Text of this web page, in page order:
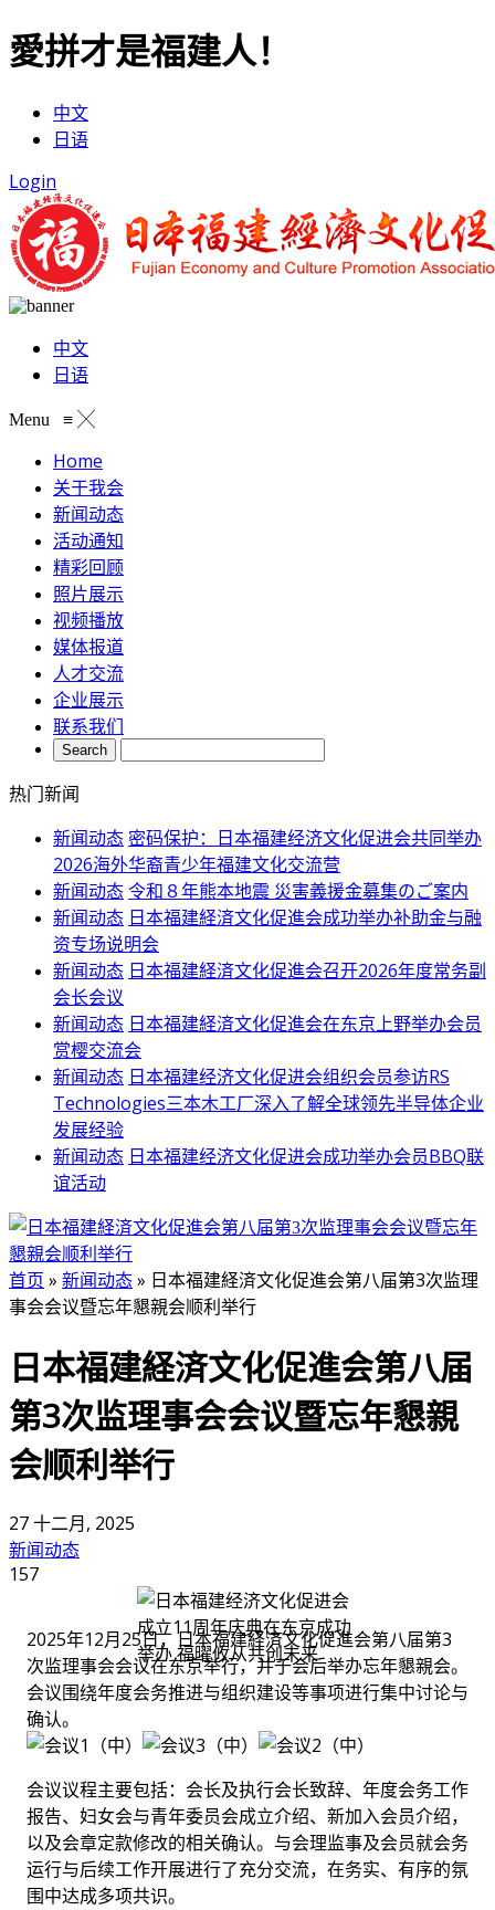
愛拼才是福建人！
中文
日语
Login
中文
日语
Menu ≡ ╳
Home
关于我会
新闻动态
活动通知
精彩回顾
照片展示
视频播放
媒体报道
人才交流
企业展示
联系我们
热门新闻
新闻动态 密码保护：日本福建经济文化促进会共同举办
2026海外华裔青少年福建文化交流营
新闻动态令和８年熊本地震 災害義援金募集のご案内
新闻动态 日本福建経済文化促進会成功举办补助金与融
资专场说明会
新闻动态 日本福建経済文化促進会召开2026年度常务副
会长会议
新闻动态 日本福建経済文化促進会在东京上野举办会员
赏樱交流会
新闻动态 日本福建经济文化促进会组织会员参访RS
Technologies三本木工厂深入了解全球领先半导体企业
发展经验
新闻动态 日本福建经济文化促进会成功举办会员BBQ联
谊活动
首页 » 新闻动态» 日本福建経済文化促進会第八届第3次监理
事会会议暨忘年懇親会顺利举行
日本福建経済文化促進会第八届
第3次监理事会会议暨忘年懇親
会顺利举行
27 十二月, 2025
新闻动态
157
2025年12月25日，日本福建経済文化促進会第八届第3
次监理事会会议在东京举行，并于会后举办忘年懇親会。
会议围绕年度会务推进与组织建设等事项进行集中讨论与
确认。
会议议程主要包括：会长及执行会长致辞、年度会务工作
报告、妇女会与青年委员会成立介绍、新加入会员介绍，
以及会章定款修改的相关确认。与会理监事及会员就会务
运行与后续工作开展进行了充分交流，在务实、有序的氛
围中达成多项共识。